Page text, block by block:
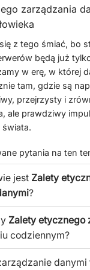
zarządzania
z tego śmiać, bo
będą już
w erę, w której
tam, gdzie są
przejrzysty i
ale prawdziwy
pytania na ten
jest Zalety
?
Zalety etycznego
codziennym?
danymi